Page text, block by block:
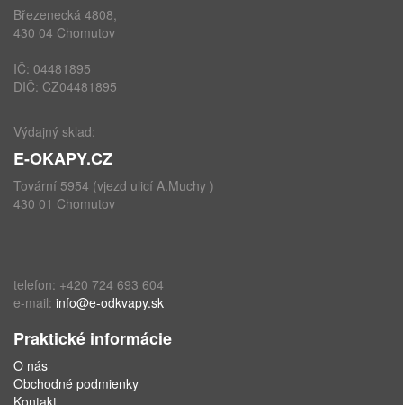
Březenecká 4808,
430 04 Chomutov
IČ: 04481895
DIČ: CZ04481895
Výdajný sklad:
E-OKAPY.CZ
Tovární 5954 (vjezd ulicí A.Muchy )
430 01 Chomutov
telefon: +420 724 693 604
e-mail: info@e-odkvapy.sk
Praktické informácie
O nás
Obchodné podmienky
Kontakt